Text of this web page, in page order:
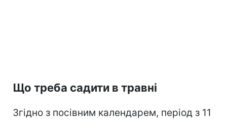
Що треба садити в травні
Згідно з посівним календарем, період з 11